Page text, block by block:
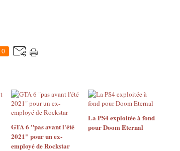
0
GTA 6 "pas avant l'été
2021" pour un ex-
employé de Rockstar
La PS4 exploitée à fond
pour Doom Eternal